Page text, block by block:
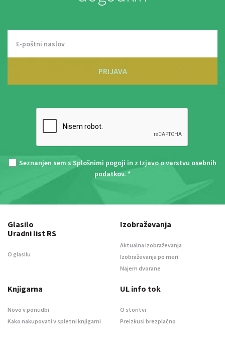
PRIJAVA
Seznanjen sem s Splošnimi pogoji in z Izjavo o varstvu osebnih
podatkov. *
Glasilo
Uradni list RS
O glasilu
Izobraževanja
Aktualna izobraževanja
Izobraževanja po meri
Najem dvorane
Knjigarna
Novo v ponudbi
Kako nakupovati v spletni knjigarni
UL info tok
O storitvi
Preizkusi brezplačno